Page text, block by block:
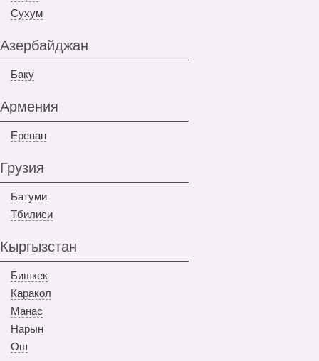
Сухум
Азербайджан
Баку
Армения
Ереван
Грузия
Батуми
Тбилиси
Кыргызстан
Бишкек
Каракол
Манас
Нарын
Ош